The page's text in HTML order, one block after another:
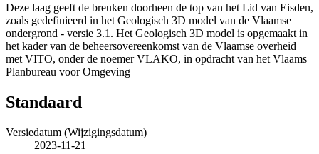
Deze laag geeft de breuken doorheen de top van het Lid van Eisden,
zoals gedefinieerd in het Geologisch 3D model van de Vlaamse
ondergrond - versie 3.1. Het Geologisch 3D model is opgemaakt in
het kader van de beheersovereenkomst van de Vlaamse overheid
met VITO, onder de noemer VLAKO, in opdracht van het Vlaams
Planbureau voor Omgeving
Standaard
Versiedatum (Wijzigingsdatum)
2023-11-21